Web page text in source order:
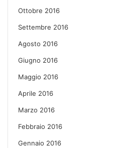
Ottobre 2016
Settembre 2016
Agosto 2016
Giugno 2016
Maggio 2016
Aprile 2016
Marzo 2016
Febbraio 2016
Gennaio 2016